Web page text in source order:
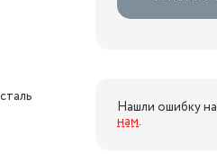
Нашли ошибку
нам.